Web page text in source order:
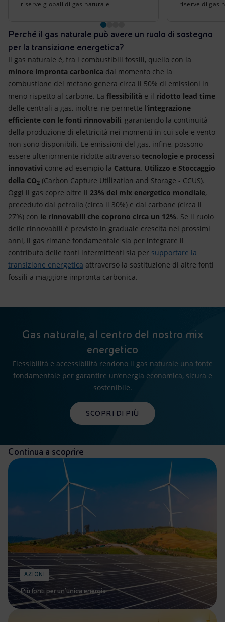
riserve globali di gas naturale riserve di gas
Perché il gas naturale può avere un ruolo di sostegno
per la transizione energetica?
Il gas naturale è, fra i combustibili fossili, quello con la
minore impronta carbonica dal momento che la
combustione del metano genera circa il 50% di emissioni in
meno rispetto al carbone. La flessibilità e il ridotto lead time
delle centrali a gas, inoltre, ne permette l’integrazione
efficiente con le fonti rinnovabili, garantendo la continuità
della produzione di elettricità nei momenti in cui sole e vento
non sono disponibili. Le emissioni del gas, infine, possono
essere ulteriormente ridotte attraverso tecnologie e processi
innovativi come ad esempio la Cattura, Utilizzo e Stoccaggio
della CO2 (Carbon Capture Utilization and Storage - CCUS).
Oggi il gas copre oltre il 23% del mix energetico mondiale,
preceduto dal petrolio (circa il 30%) e dal carbone (circa il
27%) con le rinnovabili che coprono circa un 12%. Se il ruolo
delle rinnovabili è previsto in graduale crescita nei prossimi
anni, il gas rimane fondamentale sia per integrare il
contributo delle fonti intermittenti sia per supportare la
transizione energetica attraverso la sostituzione di altre fonti
fossili a maggiore impronta carbonica.
Gas naturale, al centro del nostro mix
energetico
Flessibilità e accessibilità rendono il gas naturale una fonte
fondamentale per garantire un’energia economica, sicura e
sostenibile.
SCOPRI DI PIÙ
Continua a scoprire
AZIONI
Più fonti per un’unica energia